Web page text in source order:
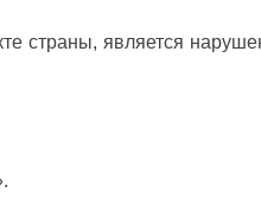
страны, является